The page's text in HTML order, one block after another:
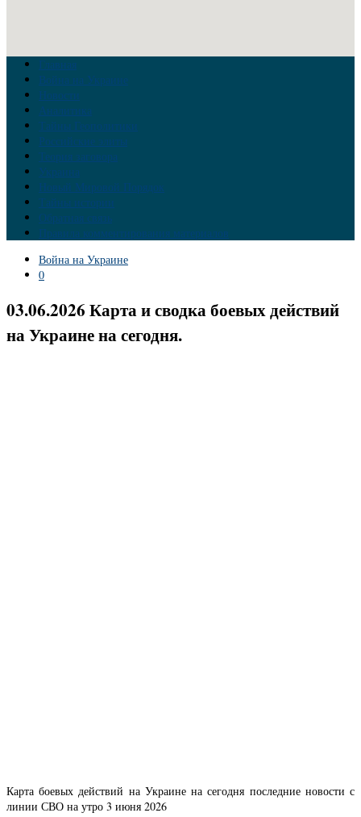
Главная
Война на Украине
Новости
Аналитика
Тайны Геополитики
Российские элиты
Теория заговора
Украина
Новый Мировой Порядок
Тайны истории
Обратная связь
Правила комментирования материалов
Война на Украине
0
03.06.2026 Карта и сводка боевых действий
на Украине на сегодня.
Карта боевых действий на Украине на сегодня последние новости с
линии СВО на утро 3 июня 2026